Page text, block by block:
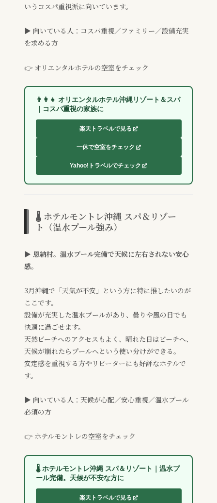
いうコスパ重視派に向いています。
▶ 向いている人：コスパ重視／ファミリー／設備充実
を求める方
👉 オリエンタルホテルの空室をチェック
👨‍👩‍👧 オリエンタルホテル沖縄リゾート＆スパ
｜コスパ重視の家族に
楽天トラベルで見る
一休で空室をチェック
Yahoo!トラベルでチェック
🌡️ ホテルモントレ沖縄 スパ＆リゾー
ト（温水プール強み）
▶ 恩納村。温水プール完備で天候に左右されない安心
感。
3月沖縄で「天気が不安」という方に特に推したいのが
ここです。
設備が充実した温水プールがあり、曇りや風の日でも
快適に過ごせます。
天然ビーチへのアクセスもよく、晴れた日はビーチへ、
天候が崩れたらプールへという使い分けができる。
安定感を重視する方やリピーターにも好評なホテルで
す。
▶ 向いている人：天候が心配／安心重視／温水プール
必須の方
👉 ホテルモントレの空室をチェック
🌡️ ホテルモントレ沖縄 スパ＆リゾート｜温水プ
ール完備。天候が不安な方に
楽天トラベルで見る